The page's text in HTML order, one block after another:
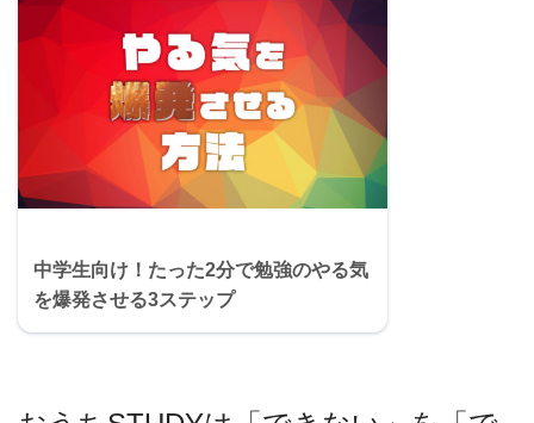
中学生向け！たった2分で勉強のやる気
を爆発させる3ステップ